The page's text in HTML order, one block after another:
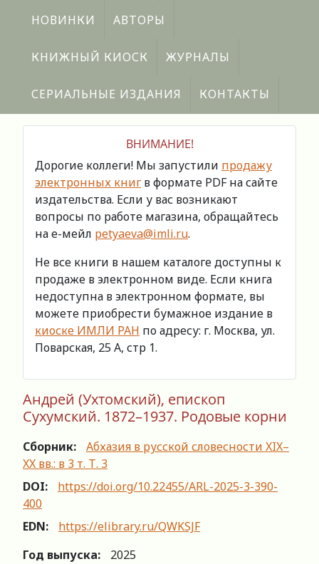
НОВИНКИ АВТОРЫ
КНИЖНЫЙ КИОСК ЖУРНАЛЫ
СЕРИАЛЬНЫЕ ИЗДАНИЯ КОНТАКТЫ
ВНИМАНИЕ!
Дорогие коллеги! Мы запустили продажу
электронных книг в формате PDF на сайте
издательства. Если у вас возникают
вопросы по работе магазина, обращайтесь
на е-мейл petyaeva@imli.ru.
Не все книги в нашем каталоге доступны к
продаже в электронном виде. Если книга
недоступна в электронном формате, вы
можете приобрести бумажное издание в
киоске ИМЛИ РАН по адресу: г. Москва, ул.
Поварская, 25 А, стр 1.
Андрей (Ухтомский), епископ
Сухумский. 1872–1937. Родовые корни
Сборник:
Абхазия в русской словесности XIX–
XX вв.: в 3 т. Т. 3
DOI:
https://doi.org/10.22455/ARL-2025-3-390-
400
EDN:
https://elibrary.ru/QWKSJF
Год выпуска:
2025